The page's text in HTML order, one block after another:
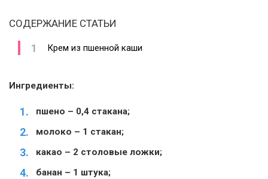
СОДЕРЖАНИЕ СТАТЬИ
Крем из пшенной каши
Ингредиенты:
пшено – 0,4 стакана;
молоко – 1 стакан;
какао – 2 столовые ложки;
банан – 1 штука;